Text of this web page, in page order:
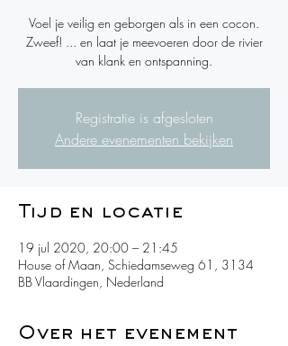
Voel je veilig en geborgen als in een cocon.
Zweef! ... en laat je meevoeren door de rivier
van klank en ontspanning.
Registratie is afgesloten
Andere evenementen bekijken
Tijd en locatie
19 jul 2020, 20:00 – 21:45
House of Maan, Schiedamseweg 61, 3134
BB Vlaardingen, Nederland
Over het evenement